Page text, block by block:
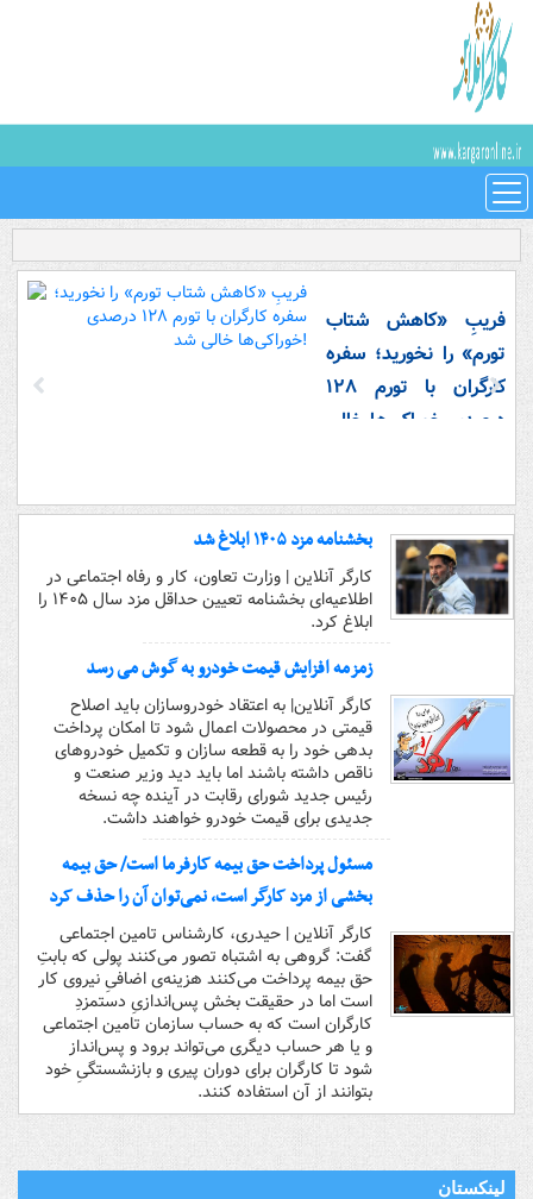
فریبِ «کاهش شتاب
تورم» را نخورید؛ سفره
کارگران با تورم ۱۲۸
درصدی خوراکی‌ها خالی
بخشنامه مزد ۱۴۰۵ ابلاغ شد
کارگر آنلاین | وزارت تعاون، کار و رفاه اجتماعی در
اطلاعیه‌ای بخشنامه تعیین حداقل مزد سال ۱۴۰۵ را
ابلاغ کرد.
زمزمه افزایش قیمت خودرو به گوش می رسد
کارگر آنلاین| به اعتقاد خودروسازان باید اصلاح
قیمتی در محصولات اعمال شود تا امکان پرداخت
بدهی خود را به قطعه سازان و تکمیل خودروهای
ناقص داشته باشند اما باید دید وزیر صنعت و
رئیس جدید شورای رقابت در آینده چه نسخه
جدیدی برای قیمت خودرو خواهند داشت.
مسئول پرداخت حق بیمه کارفرما است/ حق بیمه
بخشی از مزد کارگر است، نمی‌توان آن را حذف کرد
کارگر آنلاین | حیدری، کارشناس تامین اجتماعی
گفت: گروهی به اشتباه تصور می‌کنند پولی که بابتِ
حق بیمه پرداخت می‌کنند هزینه‌ی اضافیِ نیروی کار
است اما در حقیقت بخش پس‌اندازیِ دستمزدِ
کارگران است که به حساب سازمان تامین اجتماعی
و یا هر حساب دیگری می‌تواند برود و پس‌انداز
شود تا کارگران برای دوران پیری و بازنشستگیِ خود
بتوانند از آن استفاده کنند.
لینکستان